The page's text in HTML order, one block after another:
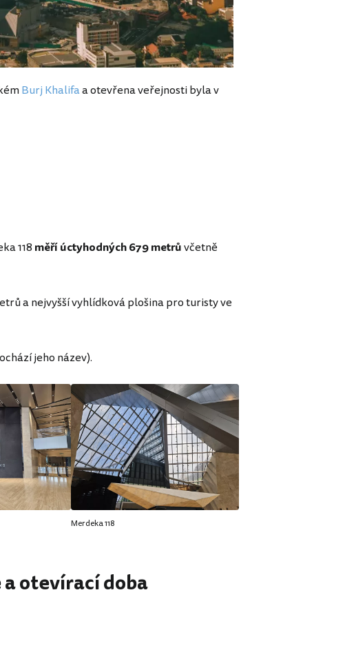
Burj Khalifaa otevřena veřejnosti byla v
118 měří úctyhodných679 metrůvčetně
a nejvyšší vyhlídková plošina pro turisty ve
jeho název).
Merdeka 118
otevírací doba